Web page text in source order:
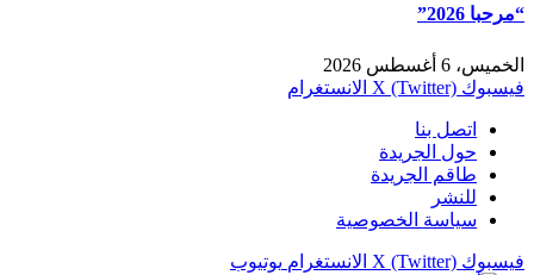
“مرحبا 2026”
الخميس، 6 أغسطس 2026
فيسبوك X (Twitter) الانستغرام
اتصل بنا
حول الجريدة
طاقم الجريدة
للنشر
سياسة الخصوصية
فيسبوك X (Twitter) الانستغرام يوتيوب